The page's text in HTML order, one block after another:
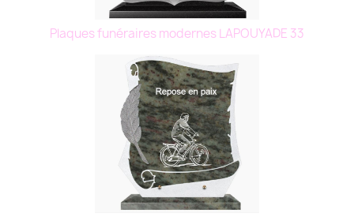
Plaques funéraires modernes LAPOUYADE 33